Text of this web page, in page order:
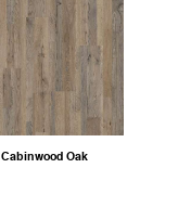
Cabinwood Oak